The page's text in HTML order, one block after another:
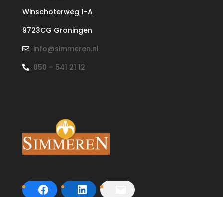
Winschoterweg 1-A
9723CG Groningen
info@simmeren.nl
050 – 541 21 12